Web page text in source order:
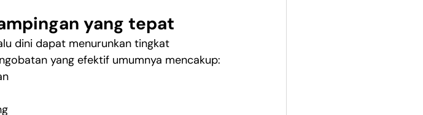
yang tepat
dini dapat menurunkan tingkat
yang efektif umumnya mencakup: